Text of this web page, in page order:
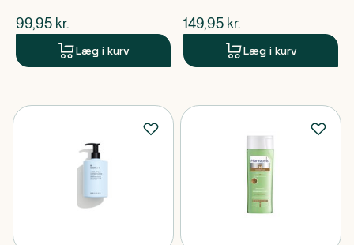
$nuværende pris
99,95 kr.
Læg i kurv
$nuværende pris
149,95 kr.
Læg i kurv